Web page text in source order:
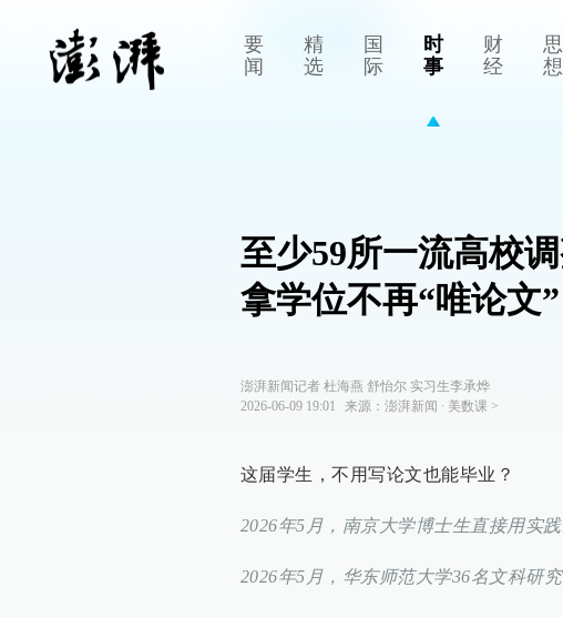
要
闻
精
选
国
际
时
事
财
经
思
想
至少59所一流高校
拿学位不再“唯论文”
澎湃新闻记者 杜海燕 舒怡尔 实习生李承烨
2026-06-09 19:01
来源： 澎湃新闻 ∙ 美数课>
这届学生，不用写论文也能毕业？
2026年5月，南京大学博士生直接用实
2026年5月，华东师范大学36名文科研